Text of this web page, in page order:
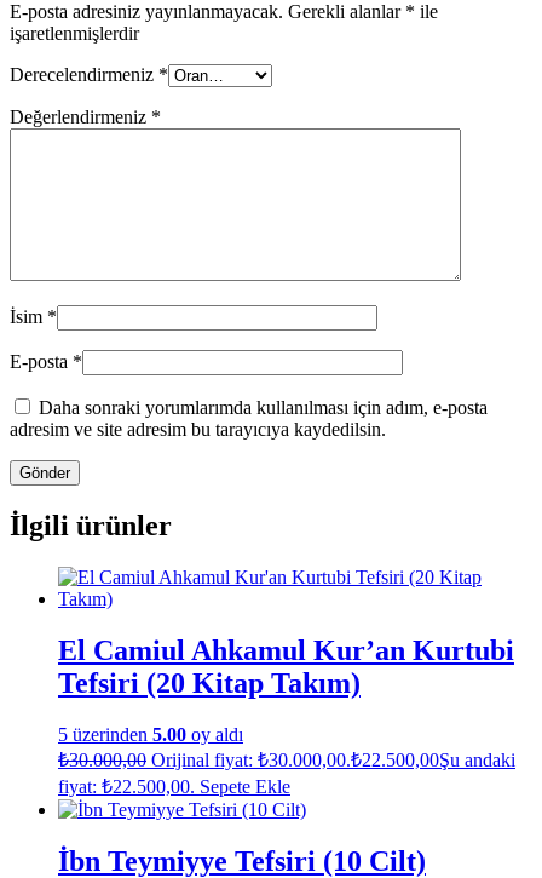
E-posta adresiniz yayınlanmayacak. Gerekli alanlar * ile
işaretlenmişlerdir
Derecelendirmeniz *
Değerlendirmeniz *
İsim *
E-posta *
Daha sonraki yorumlarımda kullanılması için adım, e-posta
adresim ve site adresim bu tarayıcıya kaydedilsin.
İlgili ürünler
El Camiul Ahkamul Kur’an Kurtubi
Tefsiri (20 Kitap Takım)
5 üzerinden 5.00 oy aldı
₺30.000,00 Orijinal fiyat: ₺30.000,00.₺22.500,00Şu andaki
fiyat: ₺22.500,00. Sepete Ekle
İbn Teymiyye Tefsiri (10 Cilt)